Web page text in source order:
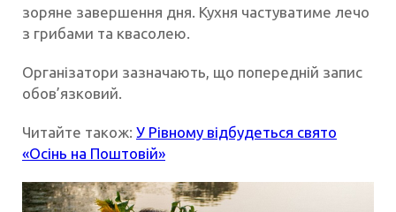
зоряне завершення дня. Кухня частуватиме лечо
з грибами та квасолею.
Організатори зазначають, що попередній запис
обов’язковий.
Читайте також: У Рівному відбудеться свято
«Осінь на Поштовій»